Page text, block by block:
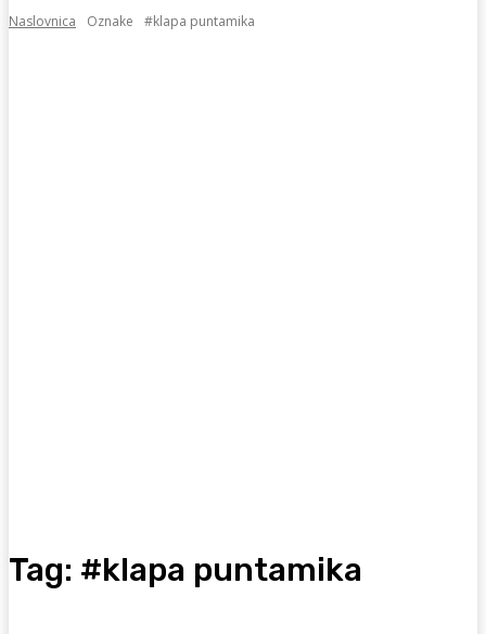
Naslovnica Oznake #klapa puntamika
Tag: #klapa puntamika